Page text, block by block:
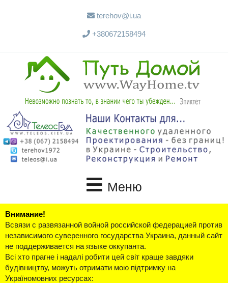
terehov@i.ua
+380672158494
Меню
Внимание!
Всвязи с развязанной войной российской федерацией против
независимого суверенного государства Украина, данный сайт
не поддерживается на языке оккупанта.
Всі хто прагне і надалі робити цей світ краще завдяки
будівництву, можуть отримати мою підтримку на
Україномовних ресурсах: